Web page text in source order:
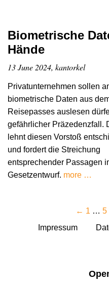
Biometrische
Hände
13 June 2024, kantorkel
Privatunternehmen sollen
biometrische Daten aus
Reisepasses auslesen
gefährlicher Präzedenzfall.
lehnt diesen Vorstoß
und fordert die Streichung
entsprechender Passagen
Gesetzentwurf. more …
← 1 … 5
Impressum